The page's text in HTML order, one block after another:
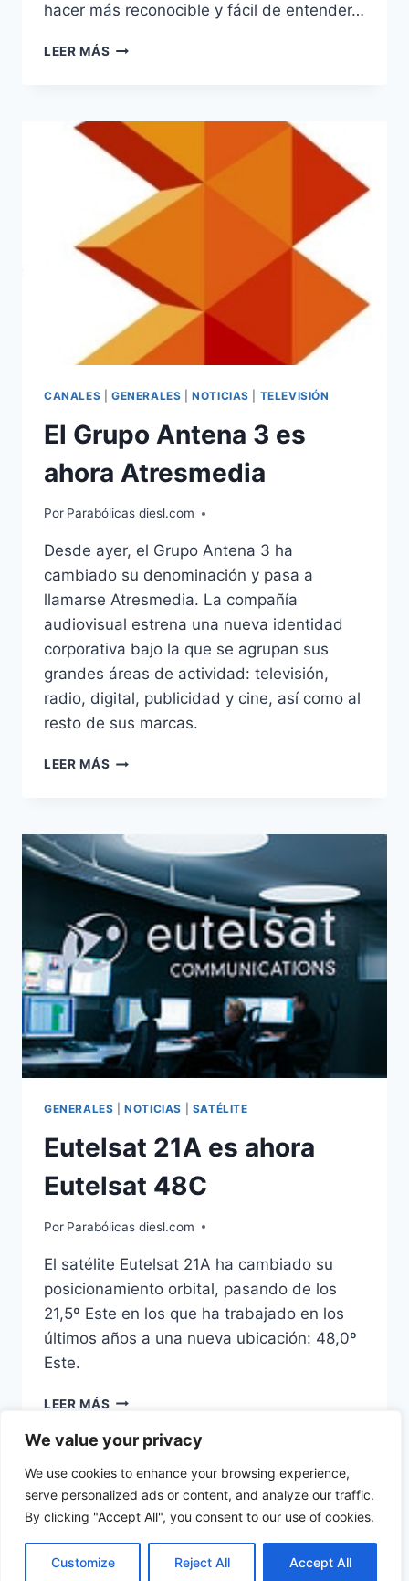
We value your privacy
We use cookies to enhance your browsing experience,
serve personalized ads or content, and analyze our traffic.
By clicking "Accept All", you consent to our use of cookies.
Customize Reject All Accept All
hacer más reconocible y fácil de entender…
LEER MÁS LA
DE
MEDIOS
DE
COMUNICACIÓN
CAMBIA
SU
NOMBRE
CANALES GENERALES |NOTICIAS TELEVISIÓN
El Grupo Antena 3 es
ahora Atresmedia
Por Parabólicas diesl.com
Desde ayer, el Grupo Antena 3 ha
cambiado su denominación y pasa a
llamarse Atresmedia. La compañía
audiovisual estrena una nueva identidad
corporativa bajo la que se agrupan sus
grandes áreas de actividad: televisión,
radio, digital, publicidad y cine, así como al
resto de sus marcas.
LEER MÁS EL
ES
AHORA
ATRESMEDIA
GENERALES |NOTICIAS SATÉLITE
Eutelsat 21A es ahora
Eutelsat 48C
Por Parabólicas diesl.com
El satélite Eutelsat 21A ha cambiado su
posicionamiento orbital, pasando de los
21,5º Este en los que ha trabajado en los
últimos años a una nueva ubicación: 48,0º
Este.
LEER MÁS EUTELSAT
ES
EUTELSAT
48C
© 2026 diesl.com - Tema para WordPress por
Kadence WP